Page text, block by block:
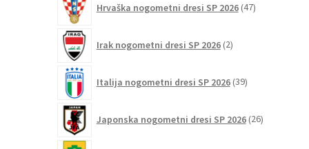
Hrvaška nogometni dresi SP 2026 47izdelkov
Irak nogometni dresi SP 2026 2izdelka
Italija nogometni dresi SP 2026 39izdelkov
Japonska nogometni dresi SP 2026 26izdelkov